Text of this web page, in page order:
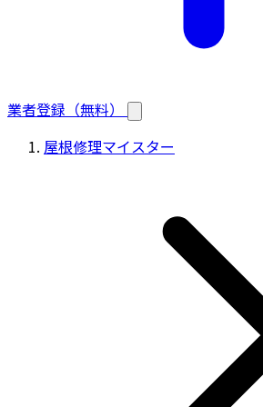
業者登録（無料）
屋根修理マイスター